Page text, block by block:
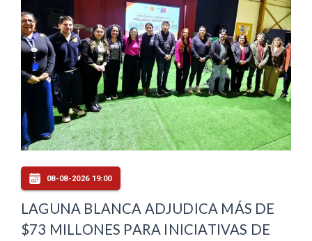
08-08-2026 19:00
LAGUNA BLANCA ADJUDICA MÁS DE
$73 MILLONES PARA INICIATIVAS DE